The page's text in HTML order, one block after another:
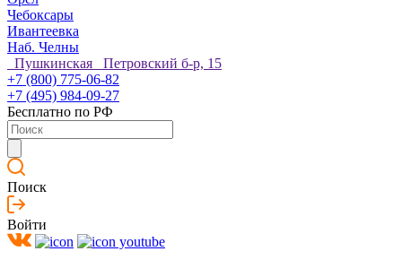
Чебоксары
Ивантеевка
Наб. Челны
Пушкинская Петровский б-р, 15
+7 (800) 775-06-82
+7 (495) 984-09-27
Бесплатно по РФ
Поиск
Войти